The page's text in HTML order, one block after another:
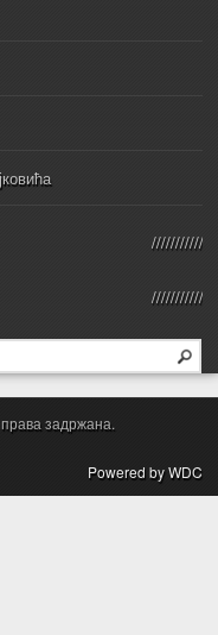
задржана.
Powered by WDC